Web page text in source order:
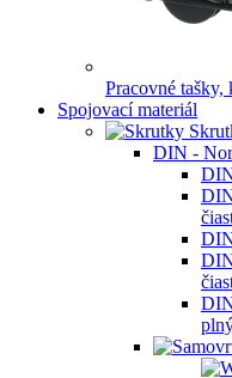
Pracovné tašky,
Spojovací materiál
DIN -